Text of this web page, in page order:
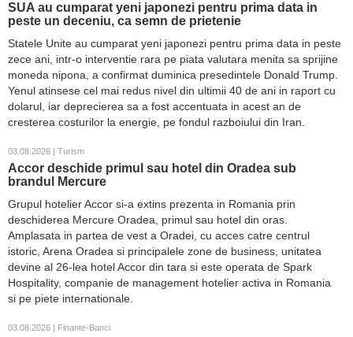
SUA au cumparat yeni japonezi pentru prima data in
peste un deceniu, ca semn de prietenie
Statele Unite au cumparat yeni japonezi pentru prima data in peste
zece ani, intr-o interventie rara pe piata valutara menita sa sprijine
moneda nipona, a confirmat duminica presedintele Donald Trump.
Yenul atinsese cel mai redus nivel din ultimii 40 de ani in raport cu
dolarul, iar deprecierea sa a fost accentuata in acest an de
cresterea costurilor la energie, pe fondul razboiului din Iran.
03.08.2026 | Turism
Accor deschide primul sau hotel din Oradea sub
brandul Mercure
Grupul hotelier Accor si-a extins prezenta in Romania prin
deschiderea Mercure Oradea, primul sau hotel din oras.
Amplasata in partea de vest a Oradei, cu acces catre centrul
istoric, Arena Oradea si principalele zone de business, unitatea
devine al 26-lea hotel Accor din tara si este operata de Spark
Hospitality, companie de management hotelier activa in Romania
si pe piete internationale.
03.08.2026 | Finante-Banci